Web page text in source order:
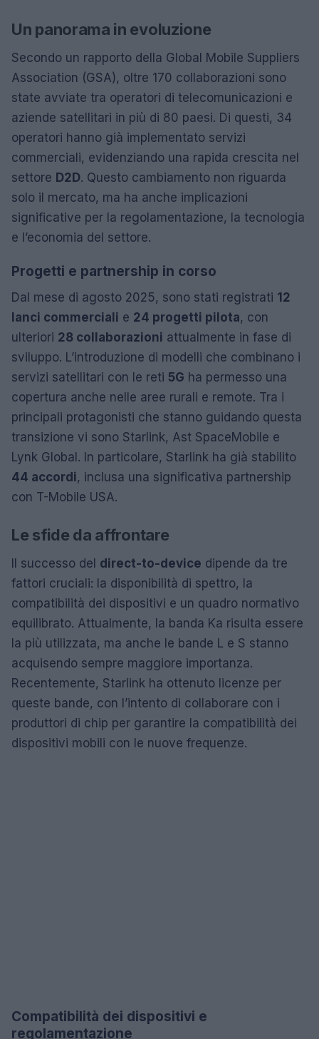
Un panorama in evoluzione
Secondo un rapporto della Global Mobile Suppliers
Association (GSA), oltre 170 collaborazioni sono
state avviate tra operatori di telecomunicazioni e
aziende satellitari in più di 80 paesi. Di questi, 34
operatori hanno già implementato servizi
commerciali, evidenziando una rapida crescita nel
settore D2D. Questo cambiamento non riguarda
solo il mercato, ma ha anche implicazioni
significative per la regolamentazione, la tecnologia
e l’economia del settore.
Progetti e partnership in corso
Dal mese di agosto 2025, sono stati registrati 12
lanci commerciali e 24 progetti pilota, con
ulteriori 28 collaborazioni attualmente in fase di
sviluppo. L’introduzione di modelli che combinano i
servizi satellitari con le reti 5G ha permesso una
copertura anche nelle aree rurali e remote. Tra i
principali protagonisti che stanno guidando questa
transizione vi sono Starlink, Ast SpaceMobile e
Lynk Global. In particolare, Starlink ha già stabilito
44 accordi, inclusa una significativa partnership
con T-Mobile USA.
Le sfide da affrontare
Il successo del direct-to-device dipende da tre
fattori cruciali: la disponibilità di spettro, la
compatibilità dei dispositivi e un quadro normativo
equilibrato. Attualmente, la banda Ka risulta essere
la più utilizzata, ma anche le bande L e S stanno
acquisendo sempre maggiore importanza.
Recentemente, Starlink ha ottenuto licenze per
queste bande, con l’intento di collaborare con i
produttori di chip per garantire la compatibilità dei
dispositivi mobili con le nuove frequenze.
Compatibilità dei dispositivi e
regolamentazione